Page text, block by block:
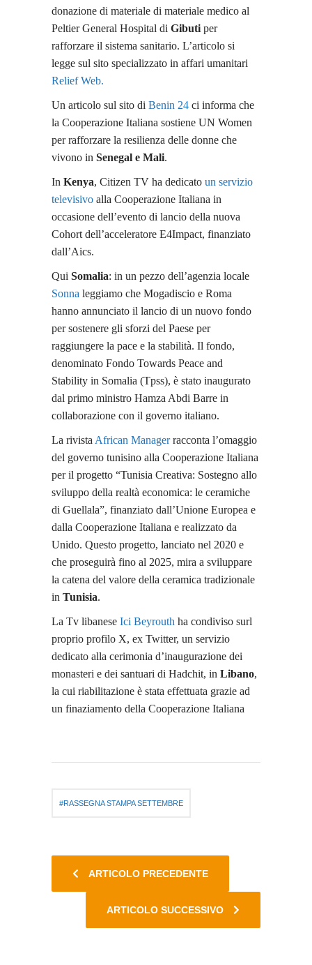
donazione di materiale di materiale medico al
Peltier General Hospital di Gibuti per
rafforzare il sistema sanitario. L’articolo si
legge sul sito specializzato in affari umanitari
Relief Web.
Un articolo sul sito di Benin 24 ci informa che
la Cooperazione Italiana sostiene UN Women
per rafforzare la resilienza delle donne che
vivono in Senegal e Mali.
In Kenya, Citizen TV ha dedicato un servizio
televisivo alla Cooperazione Italiana in
occasione dell’evento di lancio della nuova
Cohort dell’acceleratore E4Impact, finanziato
dall’Aics.
Qui Somalia: in un pezzo dell’agenzia locale
Sonna leggiamo che Mogadiscio e Roma
hanno annunciato il lancio di un nuovo fondo
per sostenere gli sforzi del Paese per
raggiungere la pace e la stabilità. Il fondo,
denominato Fondo Towards Peace and
Stability in Somalia (Tpss), è stato inaugurato
dal primo ministro Hamza Abdi Barre in
collaborazione con il governo italiano.
La rivista African Managerracconta l’omaggio
del governo tunisino alla Cooperazione Italiana
per il progetto “Tunisia Creativa: Sostegno allo
sviluppo della realtà economica: le ceramiche
di Guellala”, finanziato dall’Unione Europea e
dalla Cooperazione Italiana e realizzato da
Unido. Questo progetto, lanciato nel 2020 e
che proseguirà fino al 2025, mira a sviluppare
la catena del valore della ceramica tradizionale
in Tunisia.
La Tv libanese Ici Beyrouth ha condiviso surl
proprio profilo X, ex Twitter, un servizio
dedicato alla cerimonia d’inaugurazione dei
monasteri e dei santuari di Hadchit, in Libano,
la cui riabilitazione è stata effettuata grazie ad
un finaziamento della Cooperazione Italiana
RASSEGNA STAMPA SETTEMBRE
ARTICOLO PRECEDENTE
ARTICOLO SUCCESSIVO